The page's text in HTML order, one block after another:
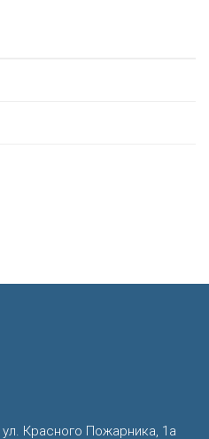
ул. Красного Пожарника, 1а